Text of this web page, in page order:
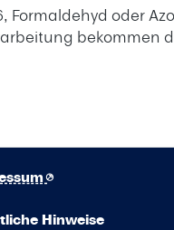
oder
Hinweise